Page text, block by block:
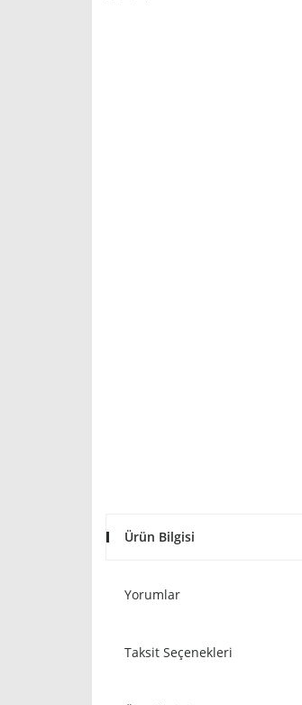
Ürün Bilgisi
Yorumlar
Taksit Seçenekleri